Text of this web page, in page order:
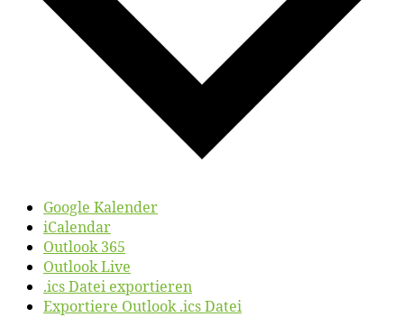
Google Kalender
iCalendar
Outlook 365
Outlook Live
.ics Datei exportieren
Exportiere Outlook .ics Datei